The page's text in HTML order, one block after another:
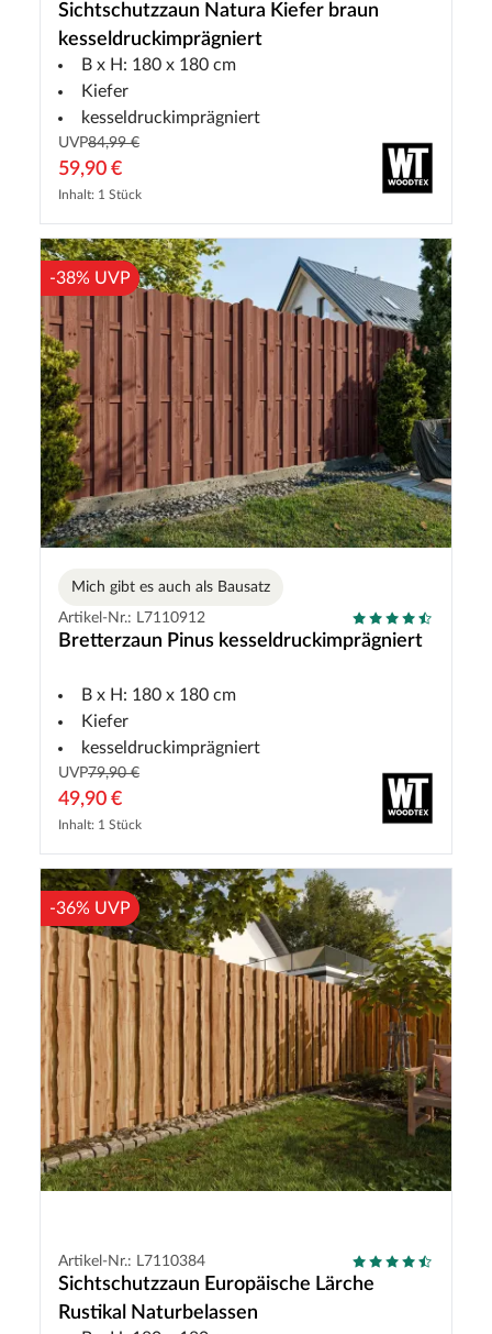
Sichtschutzzaun Natura Kiefer braun
kesseldruckimprägniert
B x H: 180 x 180 cm
Kiefer
kesseldruckimprägniert
UVP84,99 €
59,90 €
Inhalt: 1 Stück
-38% UVP
Mich gibt es auch als Bausatz
Artikel-Nr.: L7110912
Bretterzaun Pinus kesseldruckimprägniert
B x H: 180 x 180 cm
Kiefer
kesseldruckimprägniert
UVP79,90 €
49,90 €
Inhalt: 1 Stück
-36% UVP
Artikel-Nr.: L7110384
Sichtschutzzaun Europäische Lärche
Rustikal Naturbelassen